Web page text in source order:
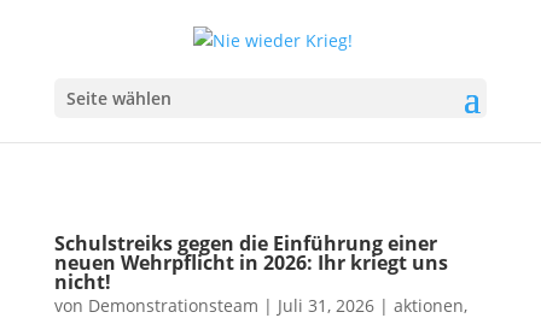
Seite wählen
Schulstreiks gegen die Einführung einer
neuen Wehrpflicht in 2026: Ihr kriegt uns
nicht!
von Demonstrationsteam | Juli 31, 2026| aktionen,